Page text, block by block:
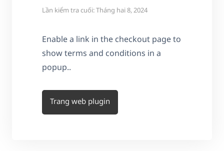
Lần kiểm tra cuối: Tháng hai 8, 2024
Enable a link in the checkout page to
show terms and conditions in a
popup..
Trang web plugin